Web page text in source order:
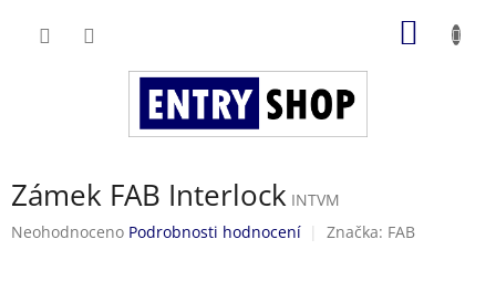
Zámek FAB Interlock INTVM
Průměrné
Neohodnoceno Podrobnosti hodnocení Značka: FAB